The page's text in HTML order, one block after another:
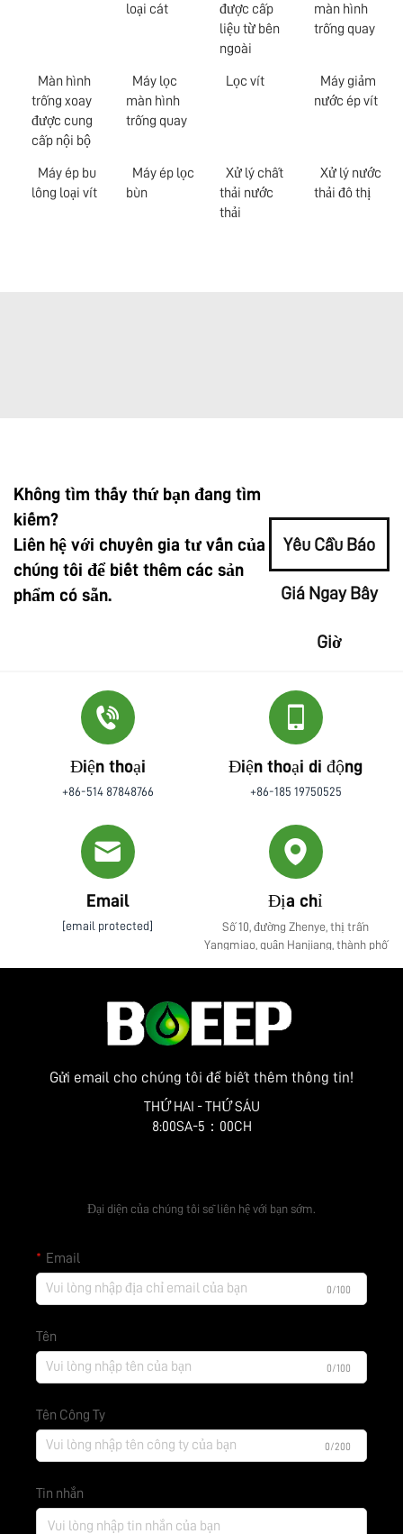
loại cát
được cấp
liệu từ bên
ngoài
màn hình
trống quay
Màn hình
trống xoay
được cung
cấp nội bộ
Máy lọc
màn hình
trống quay
Lọc vít
Máy giảm
nước ép vít
Máy ép bu
lông loại vít
Máy ép lọc
bùn
Xử lý chất
thải nước
thải
Xử lý nước
thải đô thị
Không tìm thấy thứ bạn đang tìm
kiếm?
Liên hệ với chuyên gia tư vấn của
chúng tôi để biết thêm các sản
phẩm có sẵn.
Yêu Cầu Báo
Giá Ngay Bây
Giờ
Điện thoại
+86-514 87848766
Điện thoại di động
+86-185 19750525
Email
[email protected]
Địa chỉ
Số 10, đường Zhenye, thị trấn
Yangmiao, quận Hanjiang, thành phố
Gửi email cho chúng tôi để biết thêm thông tin!
THỨ HAI - THỨ SÁU
8:00SA-5：00CH
Đại diện của chúng tôi sẽ liên hệ với bạn sớm.
Email
0/100
Tên
0/100
Tên Công Ty
0/200
Tin nhắn